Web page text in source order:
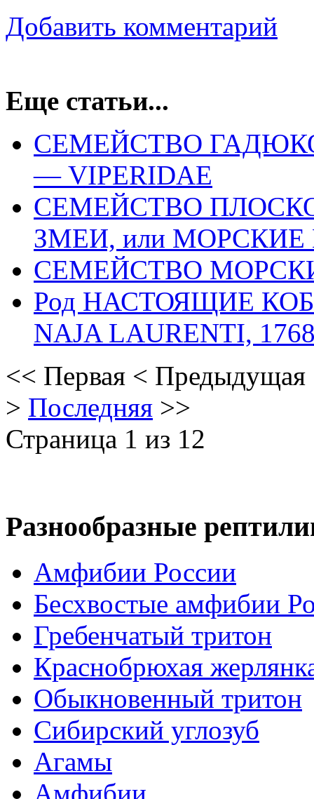
Добавить комментарий
Еще статьи...
СЕМЕЙСТВО
— VIPERIDAE
СЕМЕЙСТВО
ЗМЕИ, или МОРСКИЕ
СЕМЕЙСТВО
Род НАСТОЯЩИЕ
NAJA LAURENTI,
<< Первая < Предыдущая
> Последняя >>
Страница 1 из 12
Разнообразные
Амфибии России
Бесхвостые амфибии
Гребенчатый тритон
Краснобрюхая
Обыкновенный тритон
Сибирский углозуб
Агамы
Амфибии